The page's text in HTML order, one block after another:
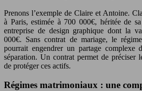
Prenons l’exemple de Claire et Antoine.
à Paris, estimée à 700 000€, héritée de
entreprise de design graphique dont la
000€. Sans contrat de mariage, le
pourrait engendrer un partage complexe
séparation. Un contrat permet de préciser
de protéger ces actifs.
Régimes matrimoniaux : une